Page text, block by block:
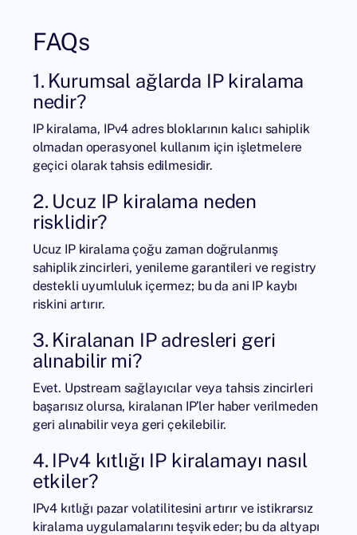
FAQs
1. Kurumsal ağlarda IP kiralama
nedir?
IP kiralama, IPv4 adres bloklarının kalıcı sahiplik
olmadan operasyonel kullanım için işletmelere
geçici olarak tahsis edilmesidir.
2. Ucuz IP kiralama neden
risklidir?
Ucuz IP kiralama çoğu zaman doğrulanmış
sahiplik zincirleri, yenileme garantileri ve registry
destekli uyumluluk içermez; bu da ani IP kaybı
riskini artırır.
3. Kiralanan IP adresleri geri
alınabilir mi?
Evet. Upstream sağlayıcılar veya tahsis zincirleri
başarısız olursa, kiralanan IP’ler haber verilmeden
geri alınabilir veya geri çekilebilir.
4. IPv4 kıtlığı IP kiralamayı nasıl
etkiler?
IPv4 kıtlığı pazar volatilitesini artırır ve istikrarsız
kiralama uygulamalarını teşvik eder; bu da altyapı